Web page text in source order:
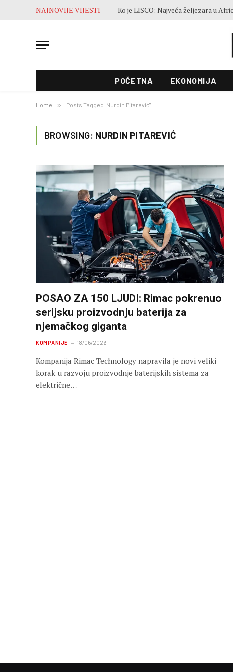
NAJNOVIJE VIJESTI
POČETNA EKONOMIJA
Home » Posts Tagged "Nurdin Pitarević"
BROWSING: NURDIN PITAREVIĆ
POSAO ZA 150 LJUDI: Rimac pokrenuo
serijsku proizvodnju baterija za
njemačkog giganta
KOMPANIJE 18/06/2026
Kompanija Rimac Technology napravila je novi veliki
korak u razvoju proizvodnje baterijskih sistema za
električne…